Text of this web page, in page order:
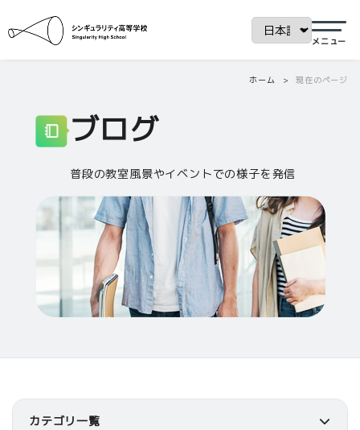
ホーム 現在のページ
ブログ
普段の教室風景やイベントでの様子を発信
カテゴリ一覧